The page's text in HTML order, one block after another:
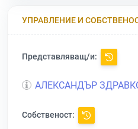
УПРАВЛЕНИЕ И
Представляващ/и:
АЛЕКСАНДЪР
Собственост: